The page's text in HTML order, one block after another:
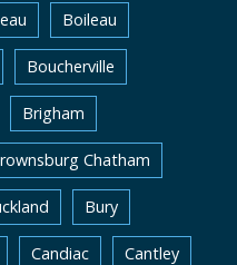
Boileau
Boucherville
Brigham
Chatham
Bury
Candiac Cantley